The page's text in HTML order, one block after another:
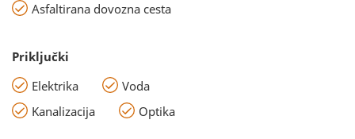
Asfaltirana dovozna cesta
Priključki
Elektrika
Voda
Kanalizacija
Optika